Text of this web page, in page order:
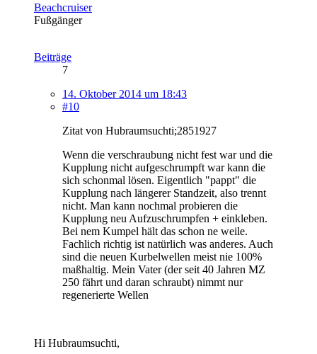
Beachcruiser
Fußgänger
Beiträge
7
14. Oktober 2014 um 18:43
#10
Zitat von Hubraumsuchti;2851927
Wenn die verschraubung nicht fest war und die
Kupplung nicht aufgeschrumpft war kann die
sich schonmal lösen. Eigentlich "pappt" die
Kupplung nach längerer Standzeit, also trennt
nicht. Man kann nochmal probieren die
Kupplung neu Aufzuschrumpfen + einkleben.
Bei nem Kumpel hält das schon ne weile.
Fachlich richtig ist natürlich was anderes. Auch
sind die neuen Kurbelwellen meist nie 100%
maßhaltig. Mein Vater (der seit 40 Jahren MZ
250 fährt und daran schraubt) nimmt nur
regenerierte Wellen
Hi Hubraumsuchti,